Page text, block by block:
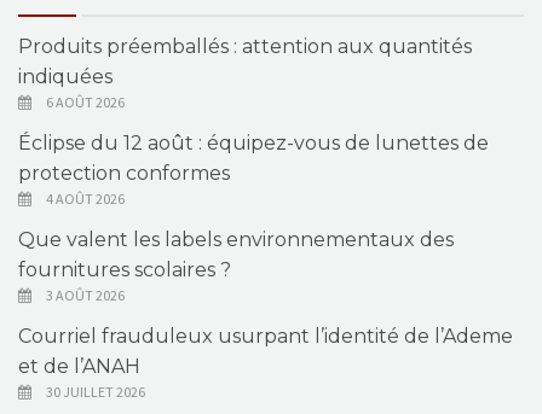
Produits préemballés : attention aux quantités
indiquées
6 AOÛT 2026
Éclipse du 12 août : équipez-vous de lunettes de
protection conformes
4 AOÛT 2026
Que valent les labels environnementaux des
fournitures scolaires ?
3 AOÛT 2026
Courriel frauduleux usurpant l’identité de l’Ademe
et de l’ANAH
30 JUILLET 2026